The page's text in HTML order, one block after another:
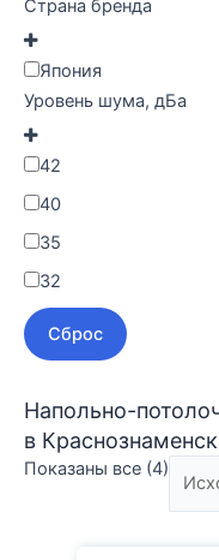
Страна бренда
Япония
Уровень шума, дБа
42
40
35
32
Сброс
Напольно-
в
Показаны все (4)